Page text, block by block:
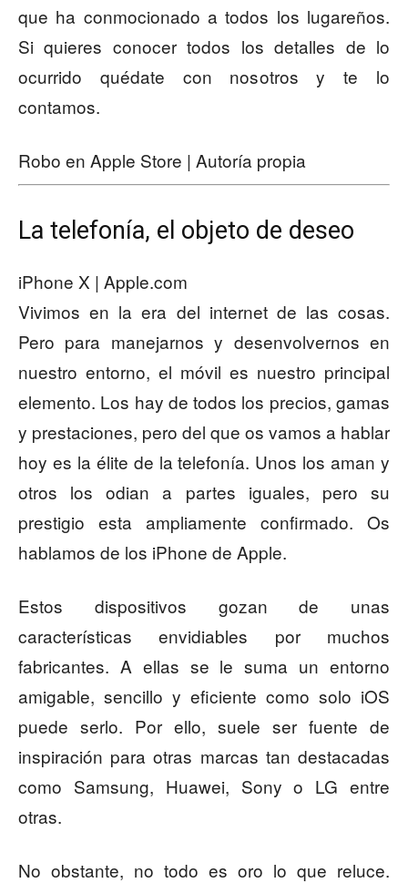
que ha conmocionado a todos los lugareños.
Si quieres conocer todos los detalles de lo
ocurrido quédate con nosotros y te lo
contamos.
Robo en Apple Store | Autoría propia
La telefonía, el objeto de deseo
iPhone X | Apple.com
Vivimos en la era del internet de las cosas.
Pero para manejarnos y desenvolvernos en
nuestro entorno, el móvil es nuestro principal
elemento. Los hay de todos los precios, gamas
y prestaciones, pero del que os vamos a hablar
hoy es la élite de la telefonía. Unos los aman y
otros los odian a partes iguales, pero su
prestigio esta ampliamente confirmado. Os
hablamos de los iPhone de Apple.
Estos dispositivos gozan de unas
características envidiables por muchos
fabricantes. A ellas se le suma un entorno
amigable, sencillo y eficiente como solo iOS
puede serlo. Por ello, suele ser fuente de
inspiración para otras marcas tan destacadas
como Samsung, Huawei, Sony o LG entre
otras.
No obstante, no todo es oro lo que reluce.